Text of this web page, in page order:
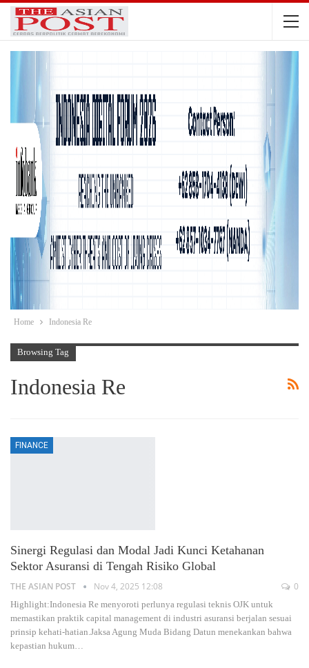
Home Indonesia Re
Browsing Tag
Indonesia Re
FINANCE
Sinergi Regulasi dan Modal Jadi Kunci Ketahanan
Sektor Asuransi di Tengah Risiko Global
THE ASIAN POST Nov 4, 2025 12:08 0
Highlight:Indonesia Re menyoroti perlunya regulasi teknis OJK untuk
memastikan praktik capital management di industri asuransi berjalan sesuai
prinsip kehati-hatian.Jaksa Agung Muda Bidang Datun menekankan bahwa
kepastian hukum